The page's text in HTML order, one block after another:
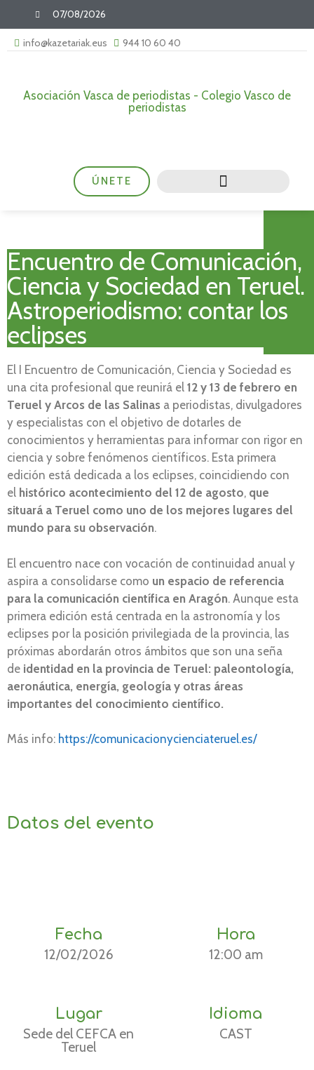
07/08/2026
info@kazetariak.eus 944 10 60 40
Asociación Vasca de periodistas - Colegio Vasco de
periodistas
ÚNETE
Encuentro de Comunicación,
Ciencia y Sociedad en Teruel.
Astroperiodismo: contar los
eclipses
El I Encuentro de Comunicación, Ciencia y Sociedad es
una cita profesional que reunirá el 12 y 13 de febrero en
Teruel y Arcos de las Salinas a periodistas, divulgadores
y especialistas con el objetivo de dotarles de
conocimientos y herramientas para informar con rigor en
ciencia y sobre fenómenos científicos. Esta primera
edición está dedicada a los eclipses, coincidiendo con
el histórico acontecimiento del 12 de agosto, que
situará a Teruel como uno de los mejores lugares del
mundo para su observación.
El encuentro nace con vocación de continuidad anual y
aspira a consolidarse como un espacio de referencia
para la comunicación científica en Aragón. Aunque esta
primera edición está centrada en la astronomía y los
eclipses por la posición privilegiada de la provincia, las
próximas abordarán otros ámbitos que son una seña
de identidad en la provincia de Teruel: paleontología,
aeronáutica, energía, geología y otras áreas
importantes del conocimiento científico.
Más info: https://comunicacionycienciateruel.es/
Datos del evento
Fecha
12/02/2026
Hora
12:00 am
Lugar
Sede del CEFCA en
Teruel
Idioma
CAST